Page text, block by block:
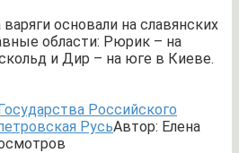
основали на славянских
области: Рюрик – на
и Дир – на юге в Киеве.
Российского
РусьАвтор: Елена